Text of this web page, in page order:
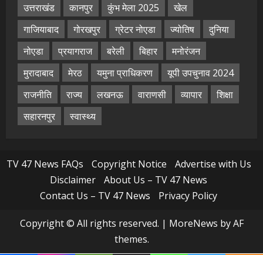
उत्तराखंड
कानपुर कुंभ मेला 2025
खेल
गाजियाबाद
गोरखपुर ग्रेटर नोएडा ज्योतिष
दुनिया
नोएडा
प्रयागराज बरेली बिहार
मनोरंजन
मुरादाबाद
मेरठ यमुना प्राधिकरण
यूपी उपचुनाव 2024
राजनीति
राज्य लखनऊ वाराणसी व्यापार
शिक्षा
सहारनपुर
स्वास्थ्य
TV 47 News FAQs Copyright Notice
Advertise with Us
Disclaimer
About Us – TV 47 News
Contact Us – TV 47 News
Privacy Policy
Copyright © All rights reserved. | MoreNews by AF
themes.